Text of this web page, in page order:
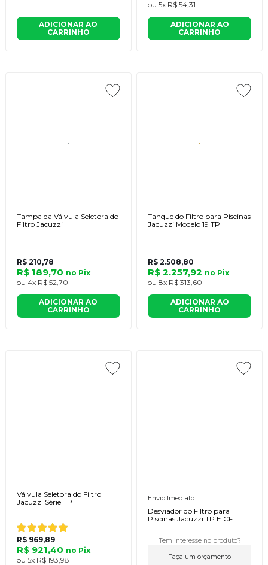
ADICIONAR AO
CARRINHO
ou 5x R$ 54,31
ADICIONAR AO
CARRINHO
Tampa da Válvula Seletora do
Filtro Jacuzzi
R$ 210,78
R$ 189,70 no Pix
ou 4x R$ 52,70
ADICIONAR AO
CARRINHO
Tanque do Filtro para Piscinas
Jacuzzi Modelo 19 TP
R$ 2.508,80
R$ 2.257,92 no Pix
ou 8x R$ 313,60
ADICIONAR AO
CARRINHO
Válvula Seletora do Filtro
Jacuzzi Série TP
R$ 969,89
R$ 921,40 no Pix
ou 5x R$ 193,98
Envio Imediato
Desviador do Filtro para
Piscinas Jacuzzi TP E CF
Tem interesse no produto?
Faça um orçamento